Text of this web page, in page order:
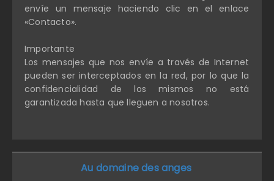
envíe un mensaje haciendo clic en el enlace
«Contacto».
Importante
Los mensajes que nos envíe a través de Internet
pueden ser interceptados en la red, por lo que la
confidencialidad de los mismos no está
garantizada hasta que lleguen a nosotros.
Au domaine des anges